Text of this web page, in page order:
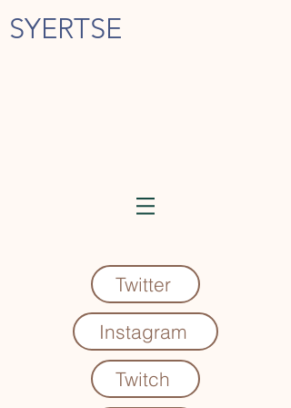
SYERTSE
Twitter
Instagram
Twitch